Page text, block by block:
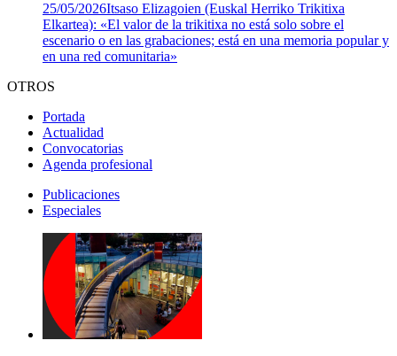
25/05/2026Itsaso Elizagoien (Euskal Herriko Trikitixa
Elkartea): «El valor de la trikitixa no está solo sobre el
escenario o en las grabaciones; está en una memoria popular y
en una red comunitaria»
OTROS
Portada
Actualidad
Convocatorias
Agenda profesional
Publicaciones
Especiales